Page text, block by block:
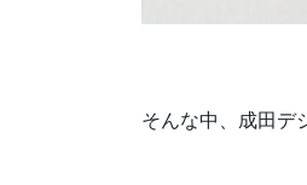
そんな中、成田デ